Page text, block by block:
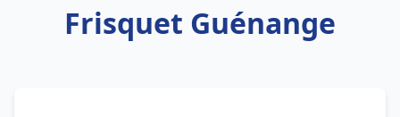
Frisquet Guénange